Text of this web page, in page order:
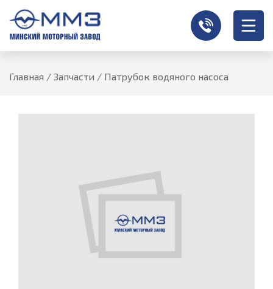
Главная / Запчасти / Патрубок водяного насоса